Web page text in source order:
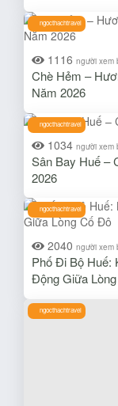
ngocthachtravel
1116 người xem
Chè Hẻm –
Năm 2026
ngocthachtravel
1034 người xem
Sân Bay Huế –
2026
ngocthachtravel
2040 người xem
Phố Đi Bộ Huế:
Động Giữa
ngocthachtravel